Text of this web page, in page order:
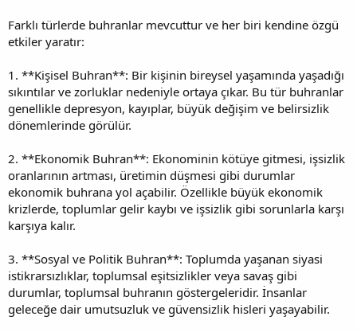
Farklı türlerde buhranlar mevcuttur ve her biri kendine özgü
etkiler yaratır:
1. **Kişisel Buhran**: Bir kişinin bireysel yaşamında yaşadığı
sıkıntılar ve zorluklar nedeniyle ortaya çıkar. Bu tür buhranlar
genellikle depresyon, kayıplar, büyük değişim ve belirsizlik
dönemlerinde görülür.
2. **Ekonomik Buhran**: Ekonominin kötüye gitmesi, işsizlik
oranlarının artması, üretimin düşmesi gibi durumlar
ekonomik buhrana yol açabilir. Özellikle büyük ekonomik
krizlerde, toplumlar gelir kaybı ve işsizlik gibi sorunlarla karşı
karşıya kalır.
3. **Sosyal ve Politik Buhran**: Toplumda yaşanan siyasi
istikrarsızlıklar, toplumsal eşitsizlikler veya savaş gibi
durumlar, toplumsal buhranın göstergeleridir. İnsanlar
geleceğe dair umutsuzluk ve güvensizlik hisleri yaşayabilir.